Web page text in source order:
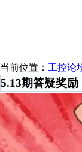
当前位置： 工控论
5.13期答疑奖励